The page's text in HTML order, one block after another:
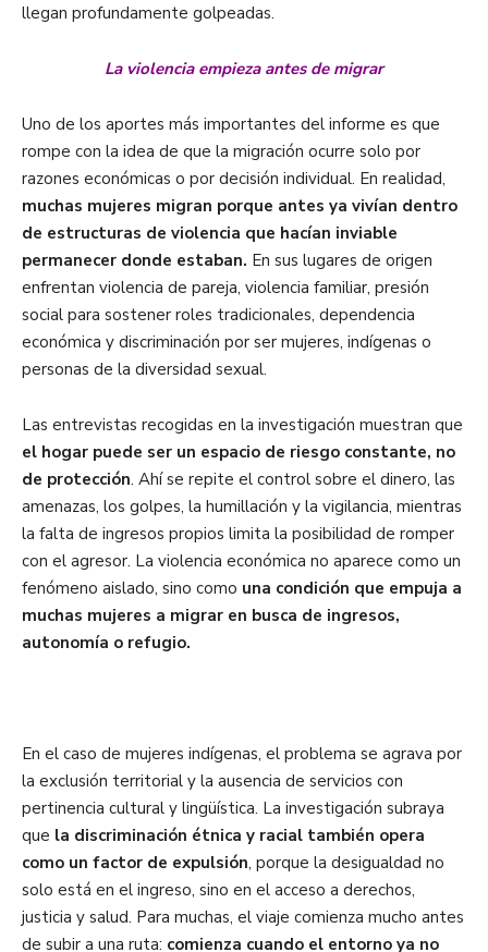
llegan profundamente golpeadas.
La violencia empieza antes de migrar
Uno de los aportes más importantes del informe es que
rompe con la idea de que la migración ocurre solo por
razones económicas o por decisión individual. En realidad,
muchas mujeres migran porque antes ya vivían dentro
de estructuras de violencia que hacían inviable
permanecer donde estaban. En sus lugares de origen
enfrentan violencia de pareja, violencia familiar, presión
social para sostener roles tradicionales, dependencia
económica y discriminación por ser mujeres, indígenas o
personas de la diversidad sexual.
Las entrevistas recogidas en la investigación muestran que
el hogar puede ser un espacio de riesgo constante, no
de protección. Ahí se repite el control sobre el dinero, las
amenazas, los golpes, la humillación y la vigilancia, mientras
la falta de ingresos propios limita la posibilidad de romper
con el agresor. La violencia económica no aparece como un
fenómeno aislado, sino como una condición que empuja a
muchas mujeres a migrar en busca de ingresos,
autonomía o refugio.
En el caso de mujeres indígenas, el problema se agrava por
la exclusión territorial y la ausencia de servicios con
pertinencia cultural y lingüística. La investigación subraya
que la discriminación étnica y racial también opera
como un factor de expulsión, porque la desigualdad no
solo está en el ingreso, sino en el acceso a derechos,
justicia y salud. Para muchas, el viaje comienza mucho antes
de subir a una ruta: comienza cuando el entorno ya no